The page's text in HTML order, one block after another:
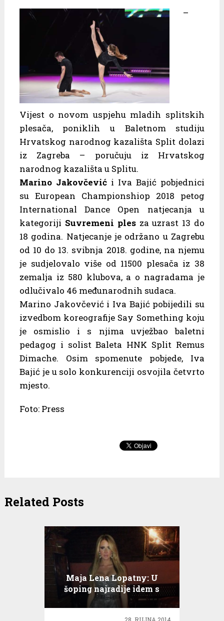
–
Vijest o novom uspjehu mladih splitskih
plesača, poniklih u Baletnom studiju
Hrvatskog narodnog kazališta Split dolazi
iz Zagreba – poručuju iz Hrvatskog
narodnog kazališta u Splitu.
Marino Jakovčevići Iva Bajić pobjednici
su European Championshiop 2018 petog
International Dance Open natjecanja u
kategoriji Suvremeni plesza uzrast 13 do
18 godina. Natjecanje je održano u Zagrebu
od 10 do 13. svibnja 2018. godine, na njemu
je sudjelovalo više od 11500 plesača iz 38
zemalja iz 580 klubova, a o nagradama je
odlučivalo 46 međunarodnih sudaca.
Marino Jakovčević i Iva Bajić pobijedili su
izvedbom koreografije Say Something koju
je osmislio i s njima uvježbao baletni
pedagog i solist Baleta HNK Split Remus
Dimache. Osim spomenute pobjede, Iva
Bajić je u solo konkurenciji osvojila četvrto
mjesto.
Foto: Press
Related Posts
Maja Lena Lopatny: U
šoping najradije idem s
majkom!